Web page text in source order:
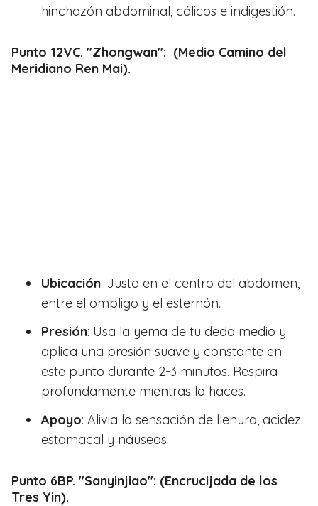
hinchazón abdominal, cólicos e indigestión.
Punto 12VC. "Zhongwan": (Medio Camino del
Meridiano Ren Mai).
Ubicación: Justo en el centro del abdomen,
entre el ombligo y el esternón.
Presión: Usa la yema de tu dedo medio y
aplica una presión suave y constante en
este punto durante 2-3 minutos. Respira
profundamente mientras lo haces.
Apoyo: Alivia la sensación de llenura, acidez
estomacal y náuseas.
Punto 6BP. "Sanyinjiao": (Encrucijada de los
Tres Yin).